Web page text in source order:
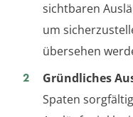
sichtbaren
um
übersehen
Gründliches
Spaten